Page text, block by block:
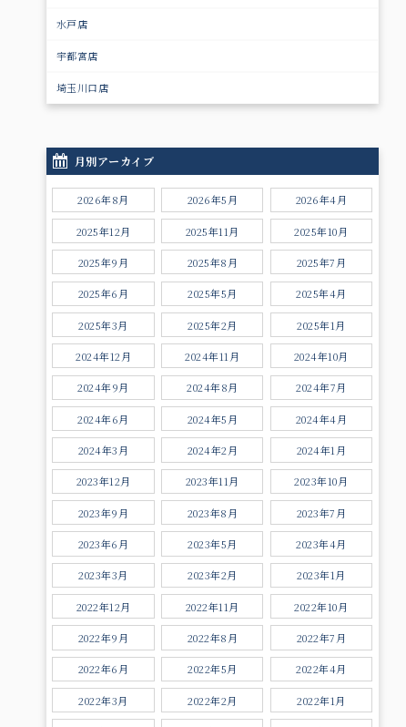
水戸店
宇都宮店
埼玉川口店
月別アーカイブ
2026年8月 2026年5月 2026年4月
2025年12月 2025年11月 2025年10月
2025年9月 2025年8月 2025年7月
2025年6月 2025年5月 2025年4月
2025年3月 2025年2月 2025年1月
2024年12月 2024年11月 2024年10月
2024年9月 2024年8月 2024年7月
2024年6月 2024年5月 2024年4月
2024年3月 2024年2月 2024年1月
2023年12月 2023年11月 2023年10月
2023年9月 2023年8月 2023年7月
2023年6月 2023年5月 2023年4月
2023年3月 2023年2月 2023年1月
2022年12月 2022年11月 2022年10月
2022年9月 2022年8月 2022年7月
2022年6月 2022年5月 2022年4月
2022年3月 2022年2月 2022年1月